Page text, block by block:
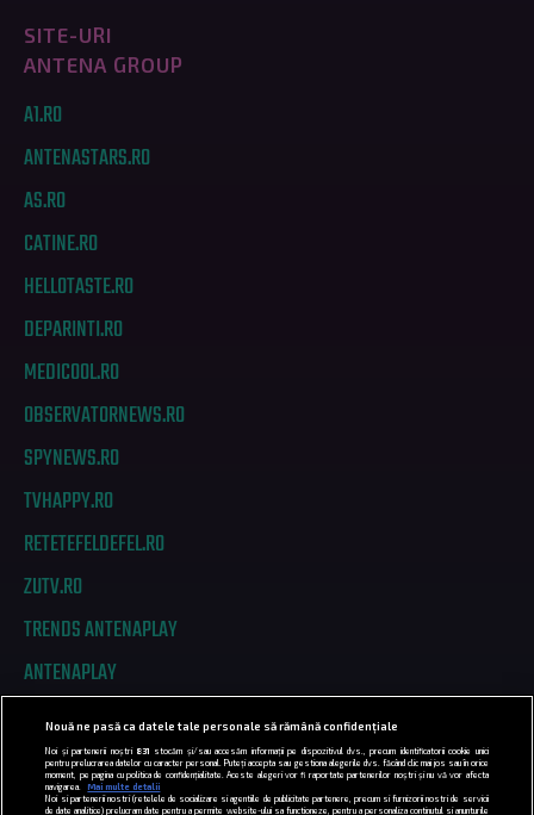
SITE-URI
ANTENA GROUP
A1.RO
ANTENASTARS.RO
AS.RO
CATINE.RO
HELLOTASTE.RO
DEPARINTI.RO
MEDICOOL.RO
OBSERVATORNEWS.RO
SPYNEWS.RO
TVHAPPY.RO
RETETEFELDEFEL.RO
ZUTV.RO
TRENDS ANTENAPLAY
ANTENAPLAY
PRIVACY
COD DEONTOLOGIC
Nouă ne pasă ca datele tale personale să rămână confidențiale
Noi și partenerii noștri 831
stocăm și/sau accesăm informații pe dispozitivul dvs., precum identificatorii cookie unici
pentru prelucrarea datelor cu caracter personal. Puteți accepta sau gestiona alegerile dvs. făcând clic mai jos sau în orice
moment, pe pagina cu politica de confidențialitate. Aceste alegeri vor fi raportate partenerilor noștri și nu vă vor afecta
navigarea.
Mai multe detalii
Noi si partenerii nostri (retelele de socializare si agentiile de publicitate partenere, precum si furnizorii nostri de servicii
de date analitice) prelucram date pentru a permite website-ului sa functioneze, pentru a personaliza continutul si anunturile